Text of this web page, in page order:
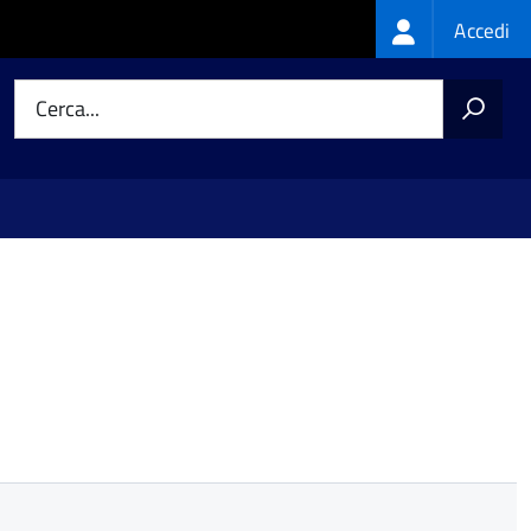
Login
menu
Accedi
Cerca...